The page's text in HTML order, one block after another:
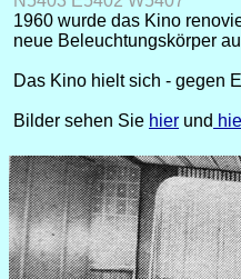
1960 wurde das Kino
neue Beleuchtungskörper
Das Kino hielt sich - gegen
Bilder sehen Sie hier und